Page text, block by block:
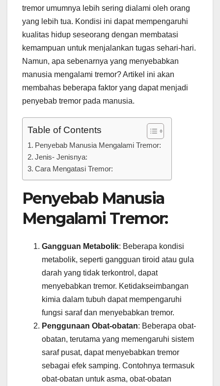
tremor umumnya lebih sering dialami oleh orang
yang lebih tua. Kondisi ini dapat mempengaruhi
kualitas hidup seseorang dengan membatasi
kemampuan untuk menjalankan tugas sehari-hari.
Namun, apa sebenarnya yang menyebabkan
manusia mengalami tremor? Artikel ini akan
membahas beberapa faktor yang dapat menjadi
penyebab tremor pada manusia.
Table of Contents
Penyebab Manusia Mengalami Tremor:
Jenis- Jenisnya:
Cara Mengatasi Tremor:
Penyebab Manusia
Mengalami Tremor:
Gangguan Metabolik: Beberapa kondisi
metabolik, seperti gangguan tiroid atau gula
darah yang tidak terkontrol, dapat
menyebabkan tremor. Ketidakseimbangan
kimia dalam tubuh dapat mempengaruhi
fungsi saraf dan menyebabkan tremor.
Penggunaan Obat-obatan: Beberapa obat-
obatan, terutama yang memengaruhi sistem
saraf pusat, dapat menyebabkan tremor
sebagai efek samping. Contohnya termasuk
obat-obatan untuk asma, obat-obatan